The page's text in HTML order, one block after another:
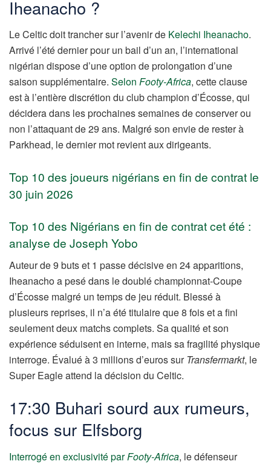
Iheanacho ?
Le Celtic doit trancher sur l’avenir de Kelechi Iheanacho.
Arrivé l’été dernier pour un bail d’un an, l’international
nigérian dispose d’une option de prolongation d’une
saison supplémentaire. Selon Footy-Africa, cette clause
est à l’entière discrétion du club champion d’Écosse, qui
décidera dans les prochaines semaines de conserver ou
non l’attaquant de 29 ans. Malgré son envie de rester à
Parkhead, le dernier mot revient aux dirigeants.
Top 10 des joueurs nigérians en fin de contrat le
30 juin 2026
Top 10 des Nigérians en fin de contrat cet été :
analyse de Joseph Yobo
Auteur de 9 buts et 1 passe décisive en 24 apparitions,
Iheanacho a pesé dans le doublé championnat-Coupe
d’Écosse malgré un temps de jeu réduit. Blessé à
plusieurs reprises, il n’a été titulaire que 8 fois et a fini
seulement deux matchs complets. Sa qualité et son
expérience séduisent en interne, mais sa fragilité physique
interroge. Évalué à 3 millions d’euros sur Transfermarkt, le
Super Eagle attend la décision du Celtic.
17:30 Buhari sourd aux rumeurs,
focus sur Elfsborg
Interrogé en exclusivité parFooty-Africa, le défenseur